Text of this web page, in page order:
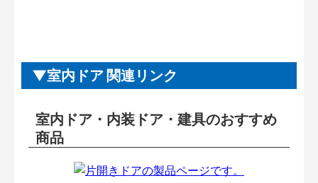
室内ドア 関連リンク
室内ドア・内装ドア・建具のおすすめ
商品